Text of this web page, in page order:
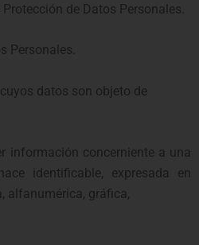
de Datos Personales.
Personales.
datos son objeto de
información concerniente a una
identificable, expresada en
alfanumérica, gráfica,